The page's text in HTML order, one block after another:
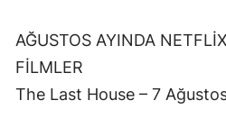
AĞUSTOS AYINDA
FİLMLER
The Last House – 7